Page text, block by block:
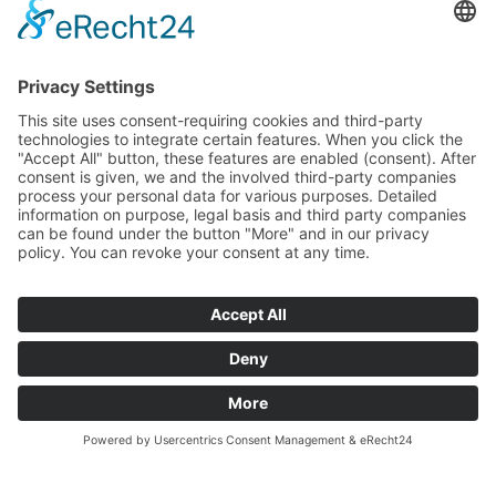
UNSERE VORTEILE
VERSANDPARTNER
WEITERE PIEPER-SHOPS
BESUCHE UNS AUCH
HIER: